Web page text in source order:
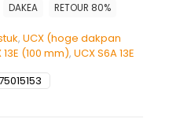
, UCX (hoge dakpan
13E (100 mm), UCX S6A 13E
DAKEA RETOUR 80%